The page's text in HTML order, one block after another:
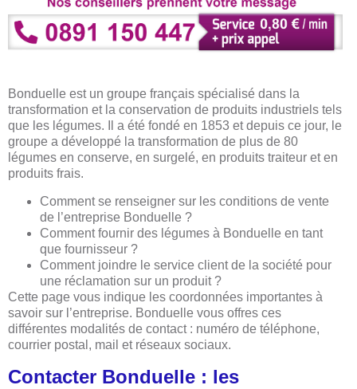
Bonduelle est un groupe français spécialisé dans la
transformation et la conservation de produits industriels tels
que les légumes. Il a été fondé en 1853 et depuis ce jour, le
groupe a développé la transformation de plus de 80
légumes en conserve, en surgelé, en produits traiteur et en
produits frais.
Comment se renseigner sur les conditions de vente
de l’entreprise Bonduelle ?
Comment fournir des légumes à Bonduelle en tant
que fournisseur ?
Comment joindre le service client de la société pour
une réclamation sur un produit ?
Cette page vous indique les coordonnées importantes à
savoir sur l’entreprise. Bonduelle vous offres ces
différentes modalités de contact : numéro de téléphone,
courrier postal, mail et réseaux sociaux.
Contacter Bonduelle : les